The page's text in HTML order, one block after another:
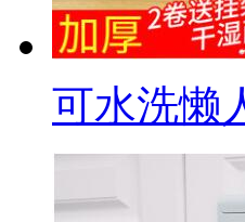
可水洗懒